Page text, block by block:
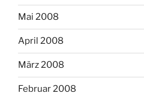
Mai 2008
April 2008
März 2008
Februar 2008